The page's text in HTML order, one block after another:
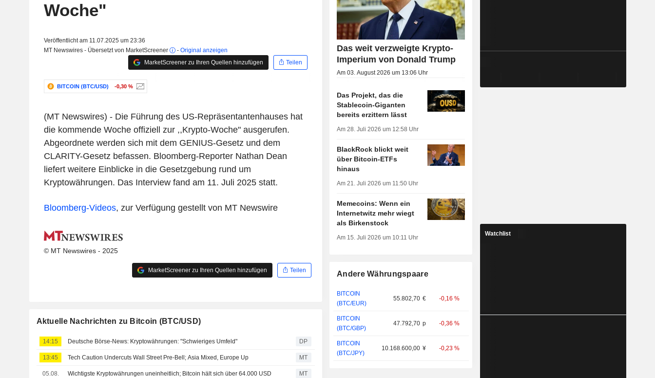
Woche"
Veröffentlicht am 11.07.2025 um 23:36
MT Newswires - Übersetzt von MarketScreener
- Original anzeigen
MarketScreener zu Ihren Quellen hinzufügen
Teilen
BITCOIN (BTC/USD) -0,30 %
(MT Newswires) - Die Führung des US-Repräsentantenhauses hat
die kommende Woche offiziell zur ,,Krypto-Woche" ausgerufen.
Abgeordnete werden sich mit dem GENIUS-Gesetz und dem
CLARITY-Gesetz befassen. Bloomberg-Reporter Nathan Dean
liefert weitere Einblicke in die Gesetzgebung rund um
Kryptowährungen. Das Interview fand am 11. Juli 2025 statt.
Bloomberg-Videos, zur Verfügung gestellt von MT Newswire
© MT Newswires - 2025
MarketScreener zu Ihren Quellen hinzufügen Teilen
Aktuelle Nachrichten zu Bitcoin (BTC/USD)
14:15 Deutsche Börse-News: Kryptowährungen: "Schwieriges Umfeld" DP
13:45 Tech Caution Undercuts Wall Street Pre-Bell; Asia Mixed, Europe Up MT
05.08. Wichtigste Kryptowährungen uneinheitlich; Bitcoin hält sich über 64.000 USD MT
Das weit verzweigte Krypto-
Imperium von Donald Trump
Am 03. August 2026 um 13:06 Uhr
Das Projekt, das die
Stablecoin-Giganten
bereits erzittern lässt
Am 28. Juli 2026 um 12:58 Uhr
BlackRock blickt weit
über Bitcoin-ETFs
hinaus
Am 21. Juli 2026 um 11:50 Uhr
Memecoins: Wenn ein
Internetwitz mehr wiegt
als Birkenstock
Am 15. Juli 2026 um 10:11 Uhr
Andere Währungspaare
BITCOIN
(BTC/EUR)
55.802,70 € -0,16 %
BITCOIN
(BTC/GBP)
47.792,70 p -0,36 %
BITCOIN
(BTC/JPY)
10.168.600,00 ¥ -0,23 %
Watchlist